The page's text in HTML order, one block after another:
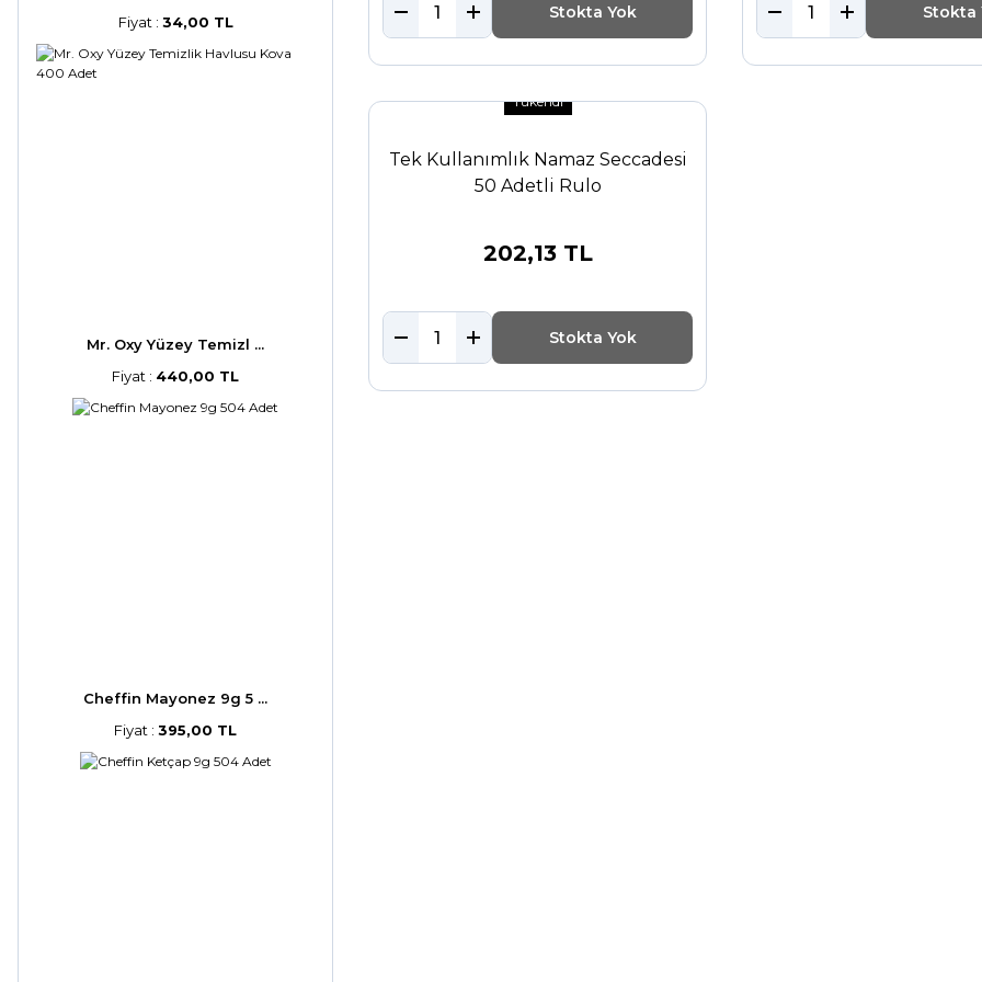
Fiyat : 34,00 TL
Mr. Oxy Yüzey Temizl ...
Fiyat : 440,00 TL
Cheffin Mayonez 9g 5 ...
Fiyat : 395,00 TL
Stokta Yok Stokta
Tükendi
Tek Kullanımlık Namaz Seccadesi
50 Adetli Rulo
202,13 TL
Stokta Yok